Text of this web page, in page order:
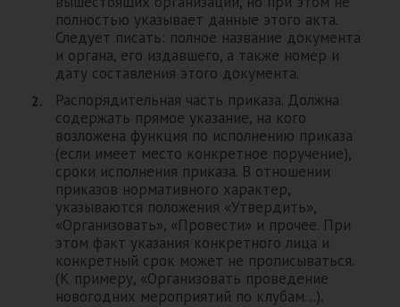
полностью указывает данные этого акта.
Следует писать: полное название документа
и органа, его издавшего, а также номер и
дату составления этого документа.
Распорядительная часть приказа. Должна
содержать прямое указание, на кого
возложена функция по исполнению приказа
(если имеет место конкретное поручение),
сроки исполнения приказа. В отношении
приказов нормативного характер,
указываются положения «Утвердить»,
«Организовать», «Провести» и прочее. При
этом факт указания конкретного лица и
конкретный срок может не прописываться.
(К примеру, «Организовать проведение
новогодних мероприятий по клубам…).